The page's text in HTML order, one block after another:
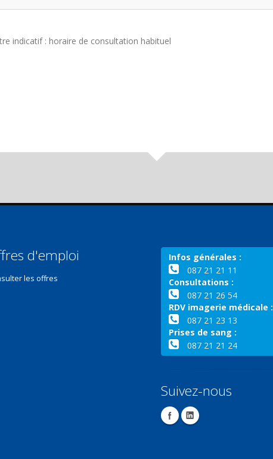
indicatif : horaire de consultation habituel
d'emploi
les offres
Infos générales :
087 21 21 11
Consultations :
087 21 26 54
RDV imagerie médicale :
087 21 23 13
Prises de sang :
087 21 21 24
Suivez-nous